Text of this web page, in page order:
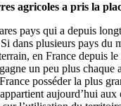
agricoles a pris la
pays qui a depuis
dans plusieurs pays du
en France depuis
un peu plus chaque
posséder la plus
aujourd’hui aux